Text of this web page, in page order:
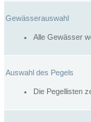
Gewässerauswahl
Alle Gewässer
Auswahl des Pegels
Die Pegellisten